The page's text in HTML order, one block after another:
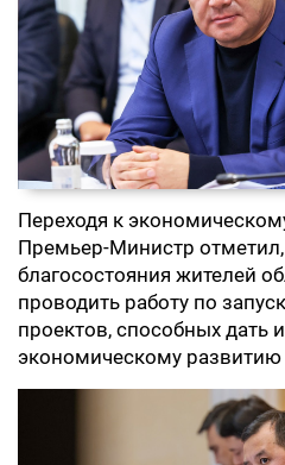
Переходя к
Премьер-Министр
благосостояния жителей
проводить работу по
проектов, способных дать
экономическому развитию